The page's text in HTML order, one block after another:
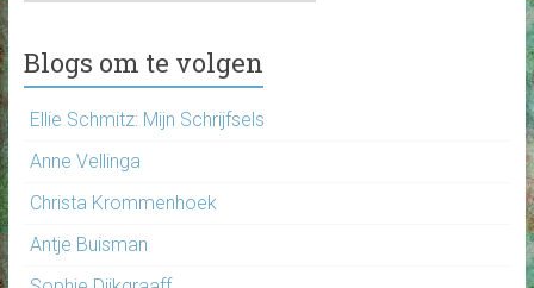
Blogs om te volgen
Ellie Schmitz: Mijn Schrijfsels
Anne Vellinga
Christa Krommenhoek
Antje Buisman